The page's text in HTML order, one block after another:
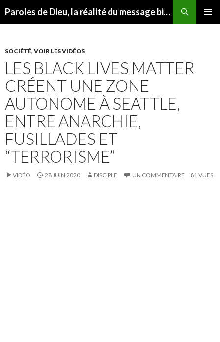
Paroles de Dieu, la réalité du message biblique
SOCIÉTÉ, VOIR LES VIDÉOS
LES BLACK LIVES MATTER
CRÉENT UNE ZONE
AUTONOME À SEATTLE,
ENTRE ANARCHIE,
FUSILLADES ET
“TERRORISME”
VIDÉO 28 JUIN 2020 DISCIPLE UN COMMENTAIRE 81 VUES